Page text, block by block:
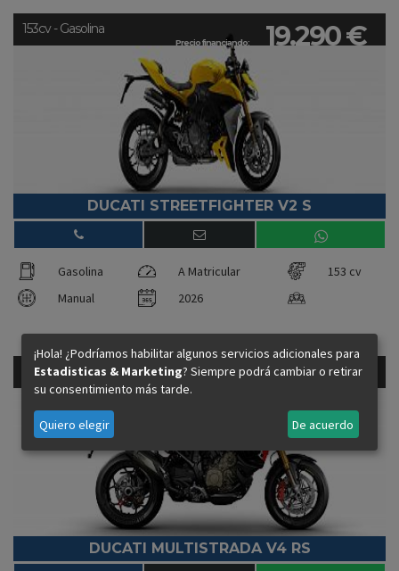
Precio financiando: 19.290 €
153cv - Gasolina
DUCATI STREETFIGHTER V2 S
Gasolina A Matricular
153 cv
Manual
2026
Precio financiando: 43.790 €
170cv - Gasolina
DUCATI MULTISTRADA V4 RS
¡Hola! ¿Podríamos habilitar algunos servicios adicionales para
Estadisticas & Marketing? Siempre podrá cambiar o retirar
su consentimiento más tarde.
Quiero elegir De acuerdo